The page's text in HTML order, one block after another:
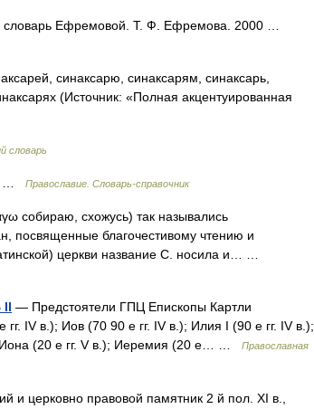
словарь Ефремовой. Т. Ф. Ефремова. 2000 …
синаксарю, синаксарям, синаксарь,
(Источник: «Полная акцентуированная
словарь
… Православие. Словарь-справочник
собираю, схожусь) так назывались
посвященные благочестивому чтению и
церкви название С. носила и… …
II — Предстоятели ГПЦ Епископы Картли
IV в.); Иов (70 90 е гг. IV в.); Илия I (90 е гг. IV в.);
Иона (20 е гг. V в.); Иеремия (20 е… …
Православная
и церковно правовой памятник 2 й пол. XI в.,